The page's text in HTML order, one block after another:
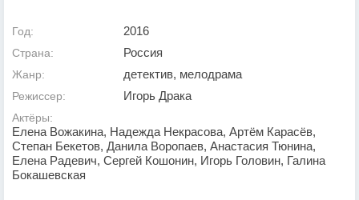
Год: 2016
Страна: Россия
Жанр: детектив, мелодрама
Режиссер: Игорь Драка
Актёры:
Елена Вожакина, Надежда Некрасова, Артём Карасёв,
Степан Бекетов, Данила Воропаев, Анастасия Тюнина,
Елена Радевич, Сергей Кошонин, Игорь Головин, Галина
Бокашевская